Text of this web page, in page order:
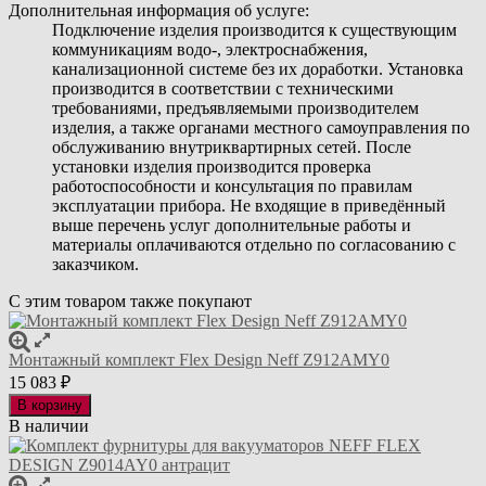
Дополнительная информация об услуге:
Подключение изделия производится к существующим
коммуникациям водо-, электроснабжения,
канализационной системе без их доработки. Установка
производится в соответствии с техническими
требованиями, предъявляемыми производителем
изделия, а также органами местного самоуправления по
обслуживанию внутриквартирных сетей. После
установки изделия производится проверка
работоспособности и консультация по правилам
эксплуатации прибора. Не входящие в приведённый
выше перечень услуг дополнительные работы и
материалы оплачиваются отдельно по согласованию с
заказчиком.
С этим товаром также покупают
Монтажный комплект Flex Design Neff Z912AMY0
15 083 ₽
В корзину
В наличии